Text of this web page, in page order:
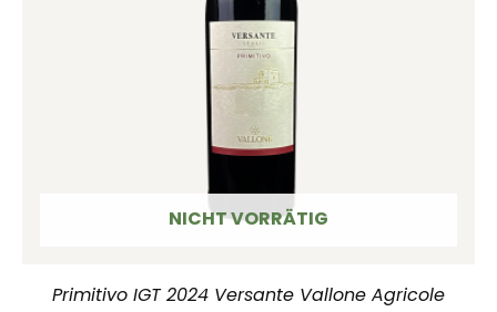
NICHT VORRÄTIG
Primitivo IGT 2024 Versante Vallone Agricole